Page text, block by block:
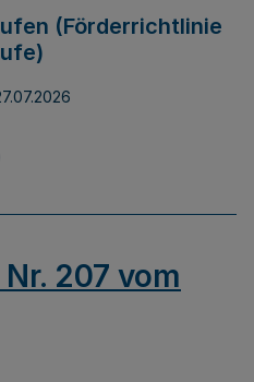
(Förderrichtlinie
207 vom